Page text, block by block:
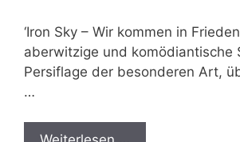
‘Iron Sky – Wir kommen in
aberwitzige und komödiantische
Persiflage der besonderen Art,
…